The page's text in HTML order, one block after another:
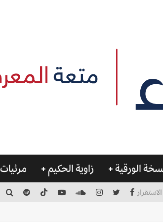
الورقية زاوية الحكيم مرئيات